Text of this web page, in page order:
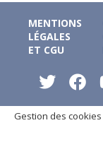
MENTIONS
LÉGALES
ET CGU
Gestion des cookies